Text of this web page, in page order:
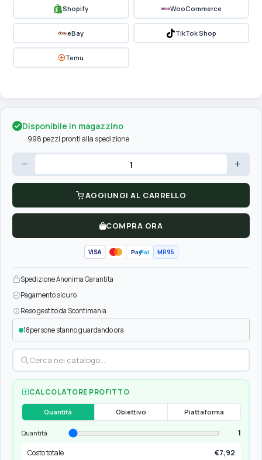
Shopify WooCommerce
eBay TikTok Shop
Temu
Disponibile in magazzino
998 pezzi pronti alla spedizione
− +
AGGIUNGI AL CARRELLO
COMPRA ORA
VISA PayPal MR95
Spedizione Anonima Garantita
Pagamento sicuro
Reso gestito da Scontimania
18persone stanno guardando ora
CALCOLATORE PROFITTO
Quantità Obiettivo Piattaforma
Quantità
1
Costo totale
€7,92